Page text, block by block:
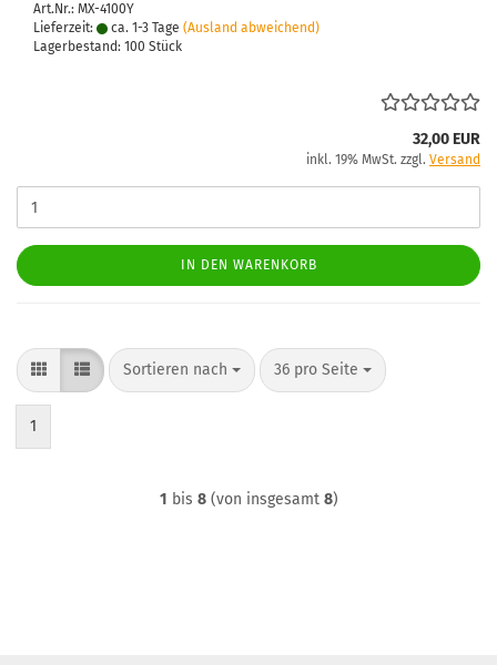
Art.Nr.: MX-4100Y
Lieferzeit:
ca. 1-3 Tage (Ausland abweichend)
Lagerbestand: 100 Stück
32,00 EUR
inkl. 19% MwSt. zzgl. Versand
IN DEN WARENKORB
Sortieren nach
Sortieren nach 36 pro Seite
pro Seite
1
1 bis 8(von insgesamt 8)